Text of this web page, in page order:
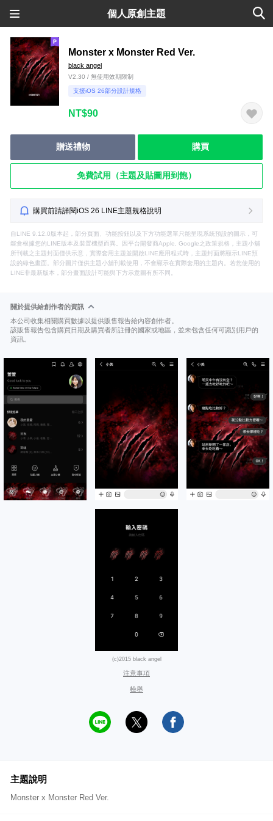
個人原創主題
Monster x Monster Red Ver.
black angel
V2.30 / 無使用效期限制
支援iOS 26部分設計規格
NT$90
贈送禮物 購買
免費試用（主題及貼圖用到飽）
購買前請詳閱iOS 26 LINE主題規格說明
自LINE 9.12.0版本起，部分頁面、功能按鈕以及下方功能選單只能呈現系統預設的圖示，可
能會根據您的LINE版本及裝置機型而異。因平台開發商Apple, Google之政策規格，主題小舖
所刊載之主題封面僅供示意，實際套用主題並開啟LINE應用程式時，主題封面將顯示LINE預
設的綠色畫面。部分圖片僅供主題小舖刊載使用，不會顯示在實際套用的主題內。若您使用的
LINE非最新版本，部分畫面設計可能與下方示意圖有所不同。
關於提供給創作者的資訊
本公司收集相關購買數據以提供販售報告給內容創作者。
該販售報告包含購買日期及購買者所註冊的國家或地區，並未包含任何可識別用戶的
資訊。
(c)2015 black angel
注意事項
檢舉
主題說明
Monster x Monster Red Ver.